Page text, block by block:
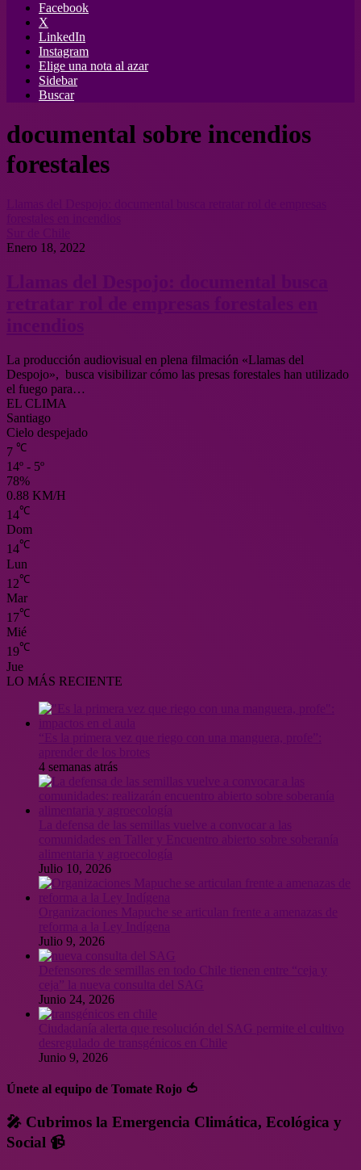
Facebook
X
LinkedIn
Instagram
Elige una nota al azar
Sidebar
Buscar
documental sobre incendios
forestales
Enero 18, 2022
La producción audiovisual en plena filmación «Llamas del
Despojo», busca visibilizar cómo las presas forestales han utilizado
el fuego para…
EL CLIMA
Santiago
Cielo despejado
7 ℃
14º - 5º
78%
0.88 KM/H
14℃
Dom
14℃
Lun
12℃
Mar
17℃
Mié
19℃
Jue
LO MÁS RECIENTE
4 semanas atrás
Julio 10, 2026
Organizaciones Mapuche se articulan frente a amenazas de
Julio 9, 2026
ceja” la nueva consulta del SAG
Junio 24, 2026
Ciudadanía alerta que resolución del SAG permite el cultivo
desregulado de transgénicos en Chile
Junio 9, 2026
Únete al equipo de Tomate Rojo 🍅
🎤 Cubrimos la Emergencia Climática, Ecológica y
Social 📹